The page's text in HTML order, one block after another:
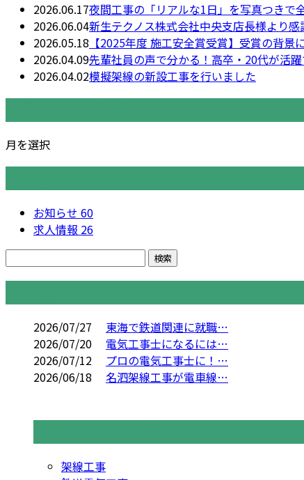
2026.06.17夜間工事の「リアルな1日」を写真つきで
2026.06.04新生テクノス株式会社中央支店長様より
2026.05.18 【2025年度 施工安全賞受賞】受賞の背
2026.04.09先輩社員の声で分かる！高卒・20代が活
2026.04.02模擬架線の新設工事を行いました
月を選択
お知らせ 60
求人情報 26
2026/07/27
東海で鉄道関連に就職…
2026/07/20
電気工事士になるには…
2026/07/12
プロの電気工事士に！…
2026/06/18
名泗架線工事が電車線…
架線工事